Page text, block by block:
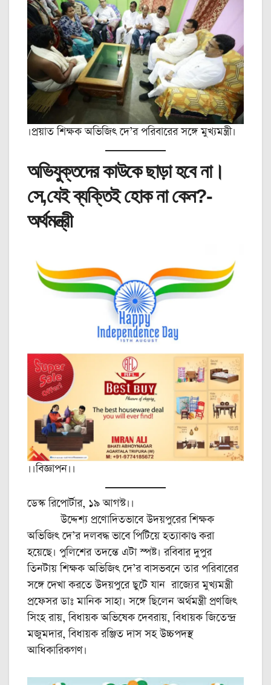
।প্রয়াত শিক্ষক অভিজিৎ দে’র পরিবারের সঙ্গে মুখ্যমন্ত্রী।
অভিযুক্তদের কাউকে ছাড়া হবে না।
সে,যেই ব্যক্তিই হোক না কেন?-
অর্থমন্ত্রী
।।বিজ্ঞাপন।।
ডেস্ক রিপোর্টার, ১৯ আগস্ট।।
উদ্দেশ্য প্রণোদিতভাবে উদয়পুরের শিক্ষক
অভিজিৎ দে’র দলবদ্ধ ভাবে পিটিয়ে হত্যাকাণ্ড করা
হয়েছে। পুলিশের তদন্তে এটা স্পষ্ট। রবিবার দুপুর
তিনটায় শিক্ষক অভিজিৎ দে’র বাসভবনে তার পরিবারের
সঙ্গে দেখা করতে উদয়পুরে ছুটে যান রাজ্যের মুখ্যমন্ত্রী
প্রফেসর ডাঃ মানিক সাহা। সঙ্গে ছিলেন অর্থমন্ত্রী প্রণজিৎ
সিংহ রায়, বিধায়ক অভিষেক দেবরায়, বিধায়ক জিতেন্দ্র
মজুমদার, বিধায়ক রঞ্জিত দাস সহ উচ্চপদস্থ
আধিকারিকগণ।